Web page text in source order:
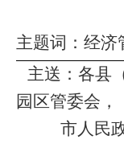
主题词： 经济
主送： 各县
园区管委会，
市人民